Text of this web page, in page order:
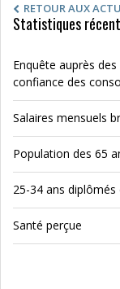
RETOUR AUX
Statistiques
Enquête auprès
confiance des
Salaires mensuels
Population des 65
25-34 ans diplômés
Santé perçue